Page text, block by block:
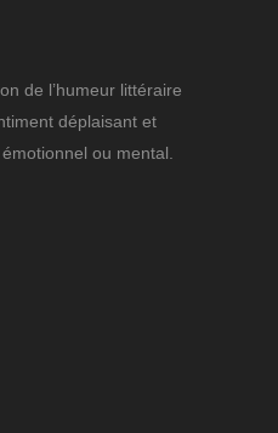
de l’humeur littéraire
déplaisant et
ou mental.